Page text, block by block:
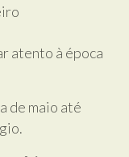
atento à época
de maio até